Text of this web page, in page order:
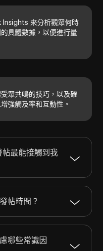
來分析觀眾何時
具體數據，以便進行量
眾共鳴的技巧，以及確
強觸及率和互動性。
最能接觸到我
帖時間？
哪些常識因